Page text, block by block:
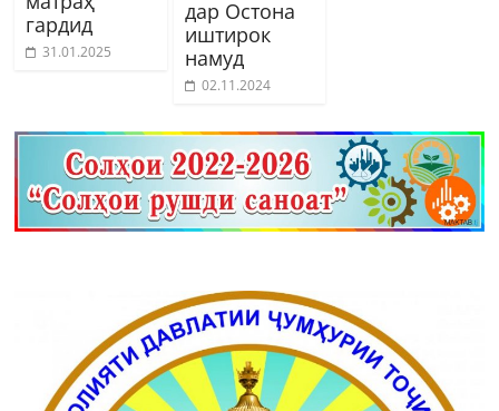
гардид
31.01.2025
дар Остона
иштирок
намуд
02.11.2024